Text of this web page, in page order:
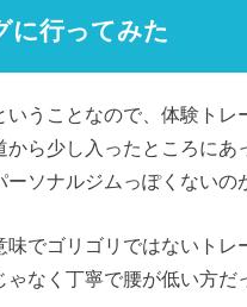
に行ってみた
うことなので、体験トレ
ら少し入ったところに
ソナルジムっぽくないの
でゴリゴリではないト
なく丁寧で腰が低い方だ